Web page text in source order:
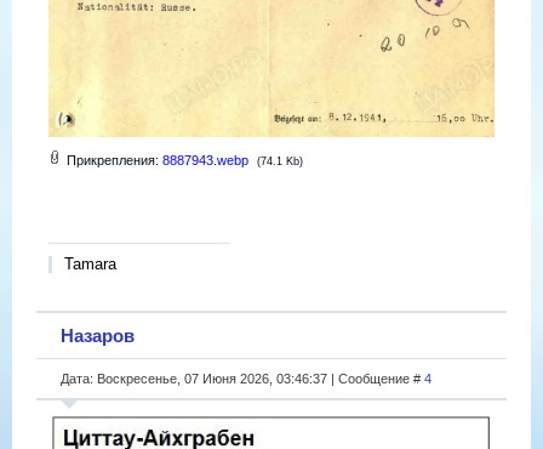
Прикрепления: 8887943.webp (74.1 Kb)
Tamara
Назаров
Дата: Воскресенье, 07 Июня 2026, 03:46:37 | Сообщение # 4